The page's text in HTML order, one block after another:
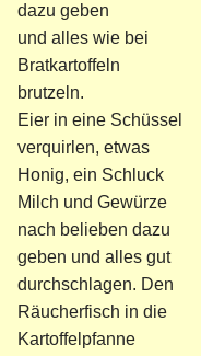
dazu geben
und alles wie bei
Bratkartoffeln
brutzeln.
Eier in eine Schüssel
verquirlen, etwas
Honig, ein Schluck
Milch und Gewürze
nach belieben dazu
geben und alles gut
durchschlagen. Den
Räucherfisch in die
Kartoffelpfanne